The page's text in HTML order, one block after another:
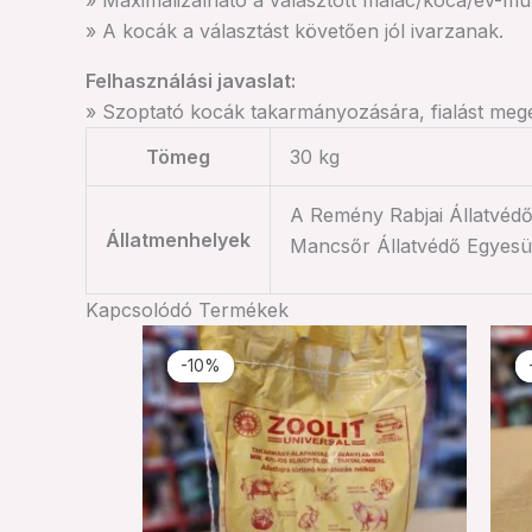
» A kocák a választást követően jól ivarzanak.
Felhasználási javaslat:
» Szoptató kocák takarmányozására, fialást
Tömeg
30 kg
Állatmenhelyek
A Remény Rabjai
Mancsőr Állatvédő
Kapcsolódó Termékek
-10%
-10%
Ártartomány:
1.350 Ft
-
4.680 Ft
Ennek
a
terméknek
több
variációja
van.
A